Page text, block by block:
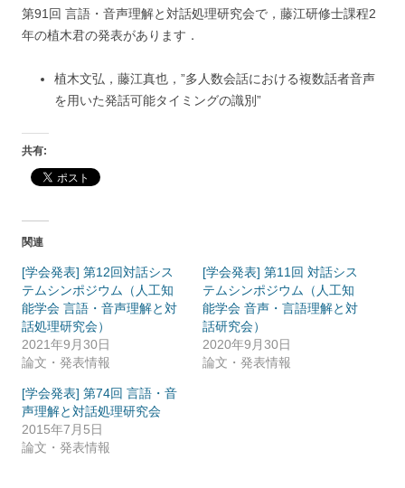
第91回 言語・音声理解と対話処理研究会で，藤江研修士課程2
年の植木君の発表があります．
植木文弘，藤江真也，”多人数会話における複数話者音声
を用いた発話可能タイミングの識別”
共有:
関連
[学会発表] 第12回対話シス
テムシンポジウム（人工知
能学会 言語・音声理解と対
話処理研究会）
2021年9月30日
論文・発表情報
[学会発表] 第11回 対話シス
テムシンポジウム（人工知
能学会 音声・言語理解と対
話研究会）
2020年9月30日
論文・発表情報
[学会発表] 第74回 言語・音
声理解と対話処理研究会
2015年7月5日
論文・発表情報